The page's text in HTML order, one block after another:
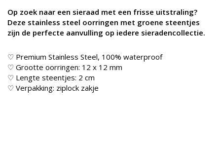
Op zoek naar een sieraad met een frisse uitstraling?
Deze stainless steel oorringen met groene steentjes
zijn de perfecte aanvulling op iedere sieradencollectie.
♡ Premium Stainless Steel, 100% waterproof
♡ Grootte oorringen: 12 x 12 mm
♡ Lengte steentjes: 2 cm
♡ Verpakking: ziplock zakje